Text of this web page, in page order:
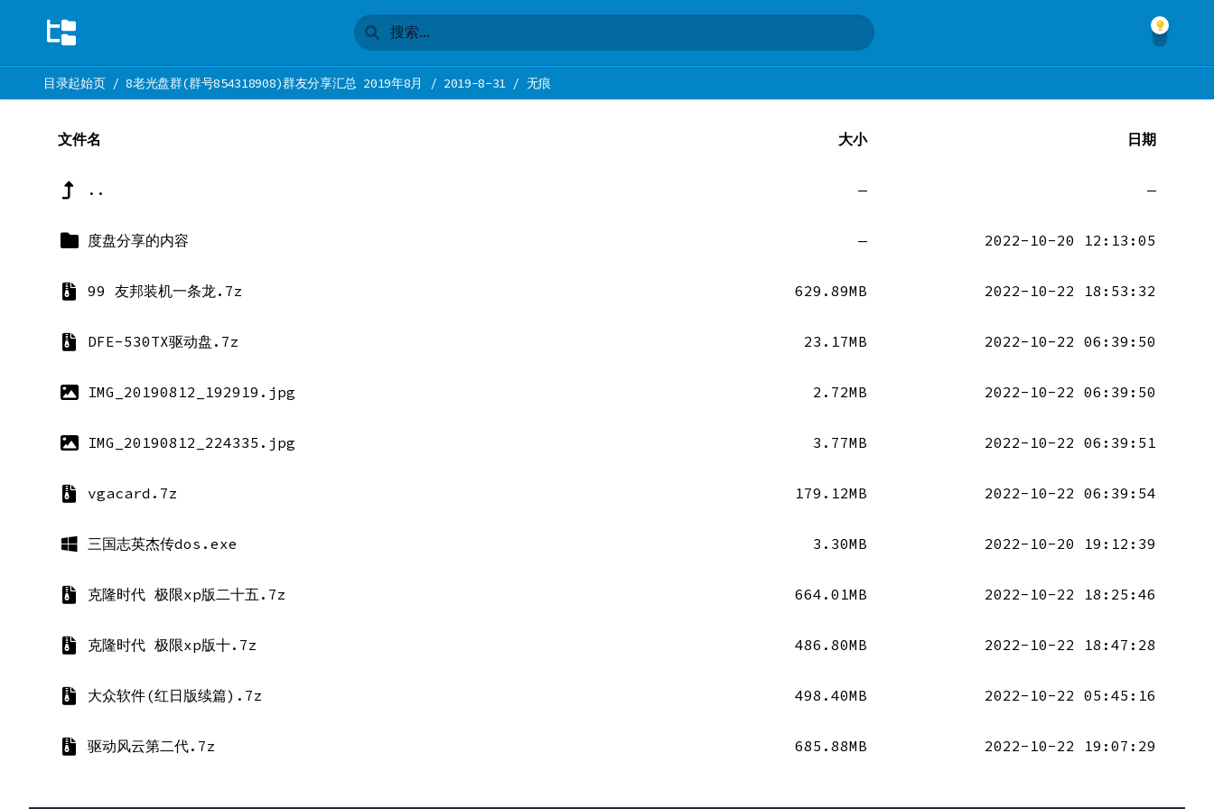
目录起始页/8老光盘群(群号854318908)群友分享汇总 2019年8月 / 2019-8-31/ 无痕
文件名 大小 日期
.. — —
度盘分享的内容 — 2022-10-20 12:13:05
99 友邦装机一条龙.7z 629.89MB 2022-10-22 18:53:32
DFE-530TX驱动盘.7z 23.17MB 2022-10-22 06:39:50
IMG_20190812_192919.jpg 2.72MB 2022-10-22 06:39:50
IMG_20190812_224335.jpg 3.77MB 2022-10-22 06:39:51
vgacard.7z 179.12MB 2022-10-22 06:39:54
三国志英杰传dos.exe 3.30MB 2022-10-20 19:12:39
克隆时代 极限xp版二十五.7z 664.01MB 2022-10-22 18:25:46
克隆时代 极限xp版十.7z 486.80MB 2022-10-22 18:47:28
大众软件(红日版续篇).7z 498.40MB 2022-10-22 05:45:16
驱动风云第二代.7z 685.88MB 2022-10-22 19:07:29